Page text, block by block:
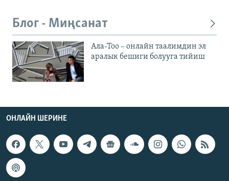
Блог - Миңсанат
Ала-Тоо – онлайн таалимдин эл
аралык бешиги болууга тийиш
ОНЛАЙН ШЕРИНЕ